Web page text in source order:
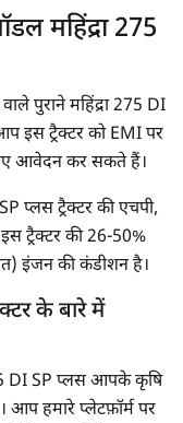
महिंद्रा 275
पुराने महिंद्रा 275 DI
इस ट्रैक्टर को EMI पर
आवेदन कर सकते हैं।
प्लस ट्रैक्टर की एचपी,
ट्रैक्टर की 26-50%
इंजन की कंडीशन है।
के बारे में
DI SP प्लस आपके कृषि
आप हमारे प्लेटफ़ॉर्म पर